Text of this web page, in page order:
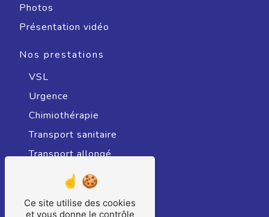
Photos
Présentation vidéo
Nos prestations
VSL
Urgence
Chimiothérapie
Transport sanitaire
Transport allongé
Radiothérapie
Transport sanitaire assis
Hospitalisation
Ce site utilise des cookies
et vous donne le contrôle